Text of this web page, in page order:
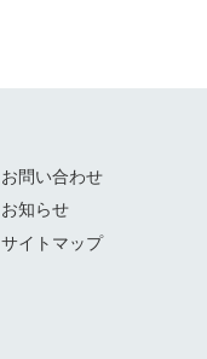
お問い合わせ
お知らせ
サイトマップ